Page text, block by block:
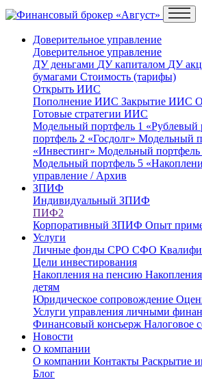
Доверительное управление
Доверительное управление
ДУ деньгами ДУ капиталом ДУ
бумагами Стоимость (тарифы)
Открыть ИИС
Пополнение ИИС Закрытие ИИС
Готовые стратегии ИИС
Модельный портфель 1 «Рублевый
портфель 2 «Госдолг» Модельный
«Инвестинг» Модельный
Модельный портфель 5
управление / Архив
ЗПИФ
Индивидуальный ЗПИФ
ПИФ2
Корпоративный ЗПИФ Опыт
Услуги
Личные фонды СРО СФО
Цели инвестирования
Накопления на пенсию
детям
Юридическое сопровождение
Услуги управления личными
Финансовый консьерж Налоговое
Новости
О компании
О компании Контакты Раскрытие
Блог